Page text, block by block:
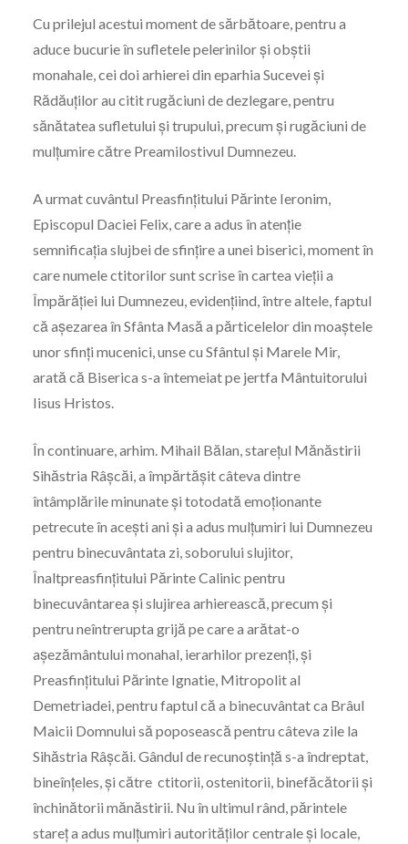
Cu prilejul acestui moment de sărbătoare, pentru a
aduce bucurie în sufletele pelerinilor și obștii
monahale, cei doi arhierei din eparhia Sucevei și
Rădăuților au citit rugăciuni de dezlegare, pentru
sănătatea sufletului și trupului, precum și rugăciuni de
mulțumire către Preamilostivul Dumnezeu.
A urmat cuvântul Preasfințitului Părinte Ieronim,
Episcopul Daciei Felix, care a adus în atenție
semnificația slujbei de sfințire a unei biserici, moment în
care numele ctitorilor sunt scrise în cartea vieții a
Împărăției lui Dumnezeu, evidențiind, între altele, faptul
că așezarea în Sfânta Masă a părticelelor din moaștele
unor sfinți mucenici, unse cu Sfântul și Marele Mir,
arată că Biserica s-a întemeiat pe jertfa Mântuitorului
Iisus Hristos.
În continuare, arhim. Mihail Bălan, starețul Mănăstirii
Sihăstria Râșcăi, a împărtășit câteva dintre
întâmplările minunate și totodată emoționante
petrecute în acești ani și a adus mulțumiri lui Dumnezeu
pentru binecuvântata zi, soborului slujitor,
Înaltpreasfințitului Părinte Calinic pentru
binecuvântarea și slujirea arhierească, precum și
pentru neîntrerupta grijă pe care a arătat-o
așezământului monahal, ierarhilor prezenți, și
Preasfințitului Părinte Ignatie, Mitropolit al
Demetriadei, pentru faptul că a binecuvântat ca Brâul
Maicii Domnului să poposească pentru câteva zile la
Sihăstria Râșcăi. Gândul de recunoștință s-a îndreptat,
bineînțeles, și către ctitorii, ostenitorii, binefăcătorii și
închinătorii mănăstirii. Nu în ultimul rând, părintele
stareț a adus mulțumiri autorităților centrale și locale,